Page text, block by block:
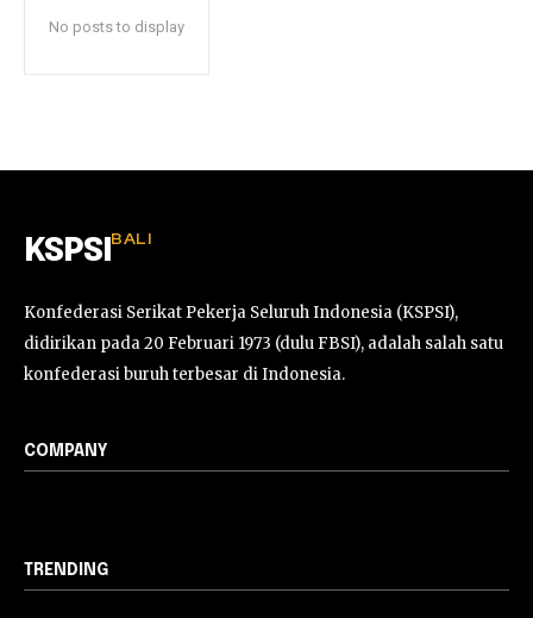
No posts to display
KSPSI BALI
Konfederasi Serikat Pekerja Seluruh Indonesia (KSPSI),
didirikan pada 20 Februari 1973 (dulu FBSI), adalah salah satu
konfederasi buruh terbesar di Indonesia.
COMPANY
TRENDING